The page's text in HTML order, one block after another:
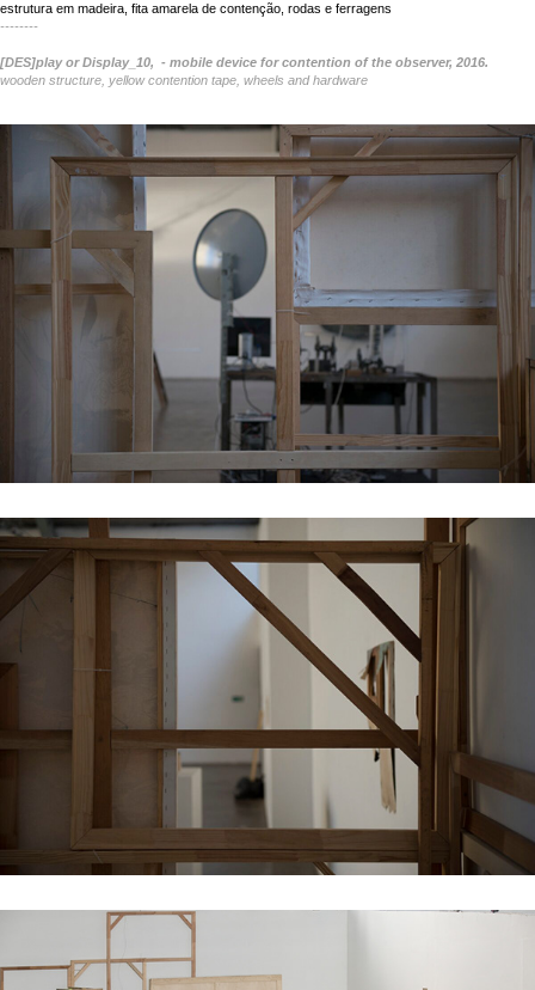
estrutura em madeira, fita amarela de contenção, rodas e ferragens
--------
[DES]play or Display_10, - mobile device for contention of the observer, 2016.
wooden structure, yellow contention tape, wheels and hardware